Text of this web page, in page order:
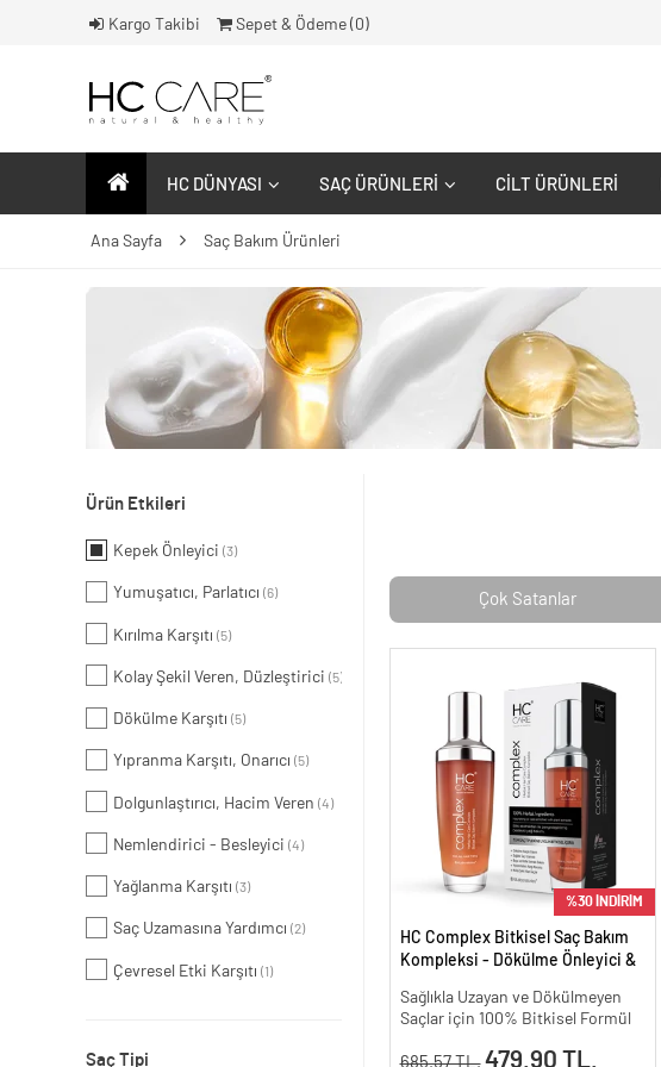
Kargo Takibi Sepet & Ödeme ( 0)
HC DÜNYASI SAÇ ÜRÜNLERI CILT ÜRÜNLERI
Ana Sayfa Saç Bakım Ürünleri
Ürün Etkileri
Kepek Önleyici (3)
Yumuşatıcı, Parlatıcı (6)
Kırılma Karşıtı (5)
Kolay Şekil Veren, Düzleştirici (5)
Dökülme Karşıtı (5)
Yıpranma Karşıtı, Onarıcı (5)
Dolgunlaştırıcı, Hacim Veren (4)
Nemlendirici - Besleyici (4)
Yağlanma Karşıtı (3)
Saç Uzamasına Yardımcı (2)
Çevresel Etki Karşıtı (1)
Saç Tipi
Çok Satanlar
%30 İNDİRİM
HC Complex Bitkisel Saç Bakım
Kompleksi - Dökülme Önleyici &
100 ml
Sağlıkla Uzayan ve Dökülmeyen
Saçlar için 100% Bitkisel Formül
685.57 TL. 479.90 TL.